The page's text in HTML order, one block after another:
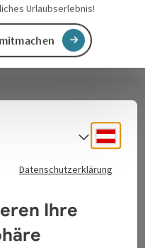
Urlaubserlebnis!
Tourismus
Datenschutzerklärung
Ihre